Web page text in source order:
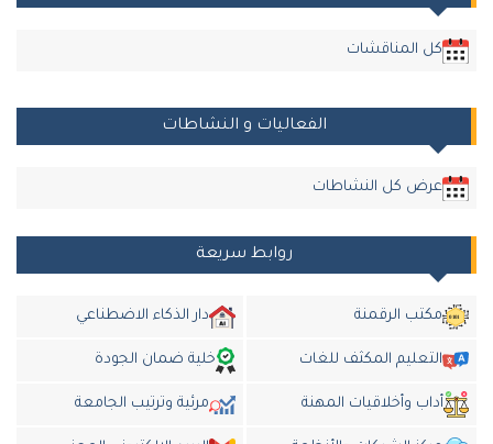
كل المناقشات
الفعاليات و النشاطات
عرض كل النشاطات
روابط سريعة
مكتب الرقمنة دار الذكاء الاضطناعي
التعليم المكثف للغات خلية ضمان الجودة
أداب وأخلاقيات المهنة مرئية وترتيب الجامعة